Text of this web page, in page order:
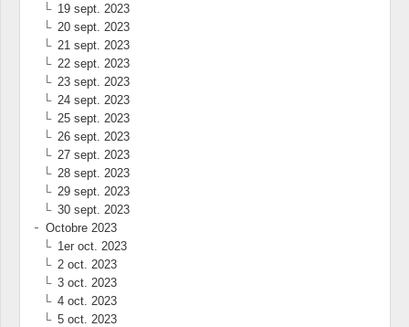
19 sept. 2023
20 sept. 2023
21 sept. 2023
22 sept. 2023
23 sept. 2023
24 sept. 2023
25 sept. 2023
26 sept. 2023
27 sept. 2023
28 sept. 2023
29 sept. 2023
30 sept. 2023
Octobre 2023
1er oct. 2023
2 oct. 2023
3 oct. 2023
4 oct. 2023
5 oct. 2023